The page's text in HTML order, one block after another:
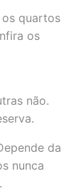
os quartos
os
não.
da
nunca